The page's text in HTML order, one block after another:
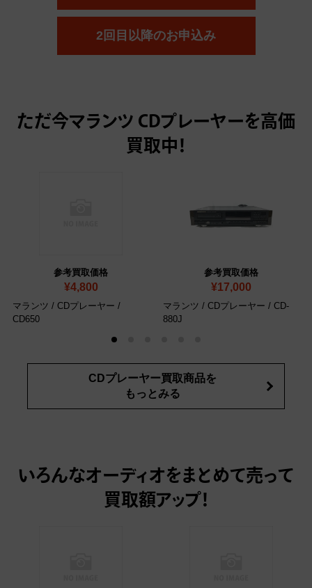
2回目以降のお申込み
ただ今マランツ CDプレーヤーを高価
買取中！
参考買取価格
¥4,800
マランツ / CDプレーヤー /
CD650
参考買取価格
¥17,000
マランツ / CDプレーヤー / CD-
880J
CDプレーヤー買取商品を
もっとみる
いろんなオーディオをまとめて売って
買取額アップ！